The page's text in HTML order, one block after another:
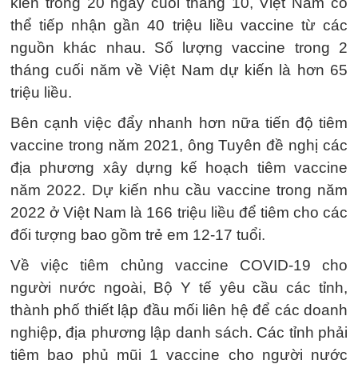
thể tiếp nhận gần 40 triệu liều vaccine từ các
nguồn khác nhau. Số lượng vaccine trong 2
tháng cuối năm về Việt Nam dự kiến là hơn 65
triệu liều.
Bên cạnh việc đẩy nhanh hơn nữa tiến độ tiêm
vaccine trong năm 2021, ông Tuyên đề nghị các
địa phương xây dựng kế hoạch tiêm vaccine
năm 2022. Dự kiến nhu cầu vaccine trong năm
2022 ở Việt Nam là 166 triệu liều để tiêm cho các
đối tượng bao gồm trẻ em 12-17 tuổi.
Về việc tiêm chủng vaccine COVID-19 cho
người nước ngoài, Bộ Y tế yêu cầu các tỉnh,
thành phố thiết lập đầu mối liên hệ để các doanh
nghiệp, địa phương lập danh sách. Các tỉnh phải
tiêm bao phủ mũi 1 vaccine cho người nước